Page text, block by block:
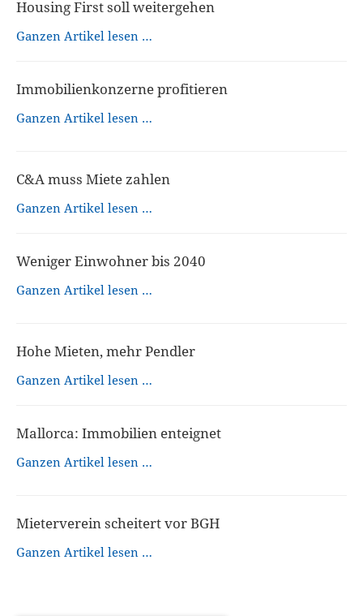
Housing First soll weitergehen
Ganzen Artikel lesen …
Immobilienkonzerne profitieren
Ganzen Artikel lesen …
C&A muss Miete zahlen
Ganzen Artikel lesen …
Weniger Einwohner bis 2040
Ganzen Artikel lesen …
Hohe Mieten, mehr Pendler
Ganzen Artikel lesen …
Mallorca: Immobilien enteignet
Ganzen Artikel lesen …
Mieterverein scheitert vor BGH
Ganzen Artikel lesen …